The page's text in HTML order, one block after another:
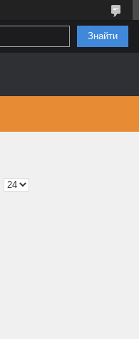
Знайти